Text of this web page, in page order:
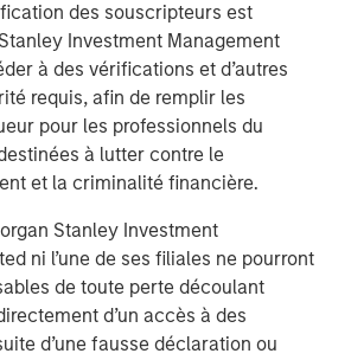
des souscripteurs est
Investment Management
à des vérifications et d’autres
requis, afin de remplir les
pour les professionnels du
à lutter contre le
et la criminalité financière.
Stanley Investment
ni l’une de ses filiales ne pourront
de toute perte découlant
d’un accès à des
d’une fausse déclaration ou
mises en avant